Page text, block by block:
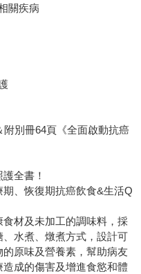
關疾病
別冊64頁《全面啟動抗癌
全書！
、恢復期抗癌飲食&生活Q
材及未加工的調味料，採
水煮、燉煮方式，設計可
原味及營養素，幫助病友
成的傷害及增進食慾和體